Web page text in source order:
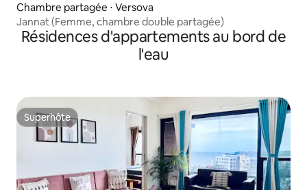
Chambre partagée ⋅ Versova
Jannat (Femme, chambre double partagée)
Résidences d'appartements au bord de
l'eau
Superhôte
Superhôte